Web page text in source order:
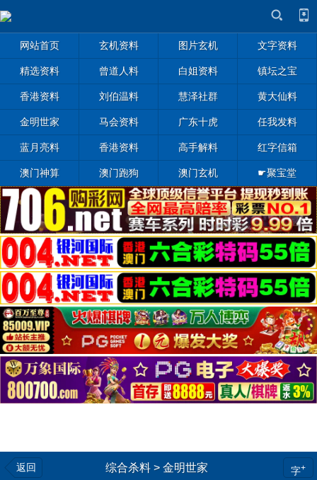
网站首页 玄机资料 图片玄机 文字资料
精选资料 曾道人料 白姐资料 镇坛之宝
香港资料 刘伯温料 慧泽社群 黄大仙料
金明世家 马会资料 广东十虎 任我发料
蓝月亮料 香港资料 高手解料 红字信箱
澳门神算 澳门跑狗 澳门玄机 ☛聚宝堂
返回 综合杀料 > 金明世家 字+